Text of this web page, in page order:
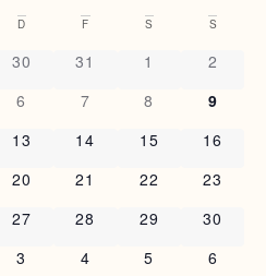
D F S S
0 Veranstaltungen
30 0 Veranstaltungen
31 0
1 0
2
0 Veranstaltungen
6 0 Veranstaltungen
7 0
8 0
9
0 Veranstaltungen
13 0 Veranstaltungen
14 0
15 0
16
0 Veranstaltungen
20 0 Veranstaltungen
21 0
22 0
23
0 Veranstaltungen
27 0 Veranstaltungen
28 0
29 0
30
0 Veranstaltungen
3 0 Veranstaltungen
4 0
5 0
6